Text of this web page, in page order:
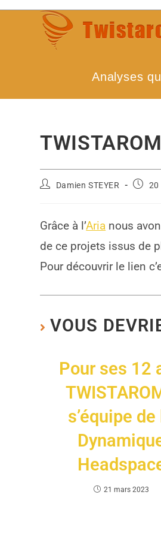
Analyses
Damien STEYER 20
Grâce à l’Aria nous
de ce projets issus de
Pour découvrir le lien
VOUS
Pour ses 12
s’équipe de
21 mars 2023